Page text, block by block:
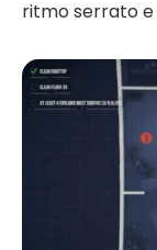
ritmo serrato